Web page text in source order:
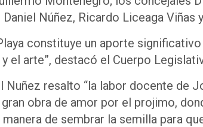
Núñez, Ricardo Liceaga Viñas
constituye un aporte
el arte”, destacó el Cuerpo
Nuñez resalto “la labor docente de
obra de amor por el projimo,
de sembrar la semilla para